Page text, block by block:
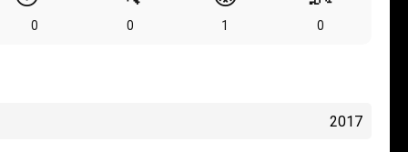
0 0 1 0
2017